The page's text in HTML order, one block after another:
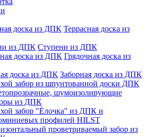
Террасная доска из
Ступени из ДПК
Грядочная доска из
Заборная доска из ДПК
забор из шпунтованной доски ДПК
шумоизолирующие
из ДПК
забор "Ёлочка" из ДПК и
профилей HILST
проветриваемый забор из